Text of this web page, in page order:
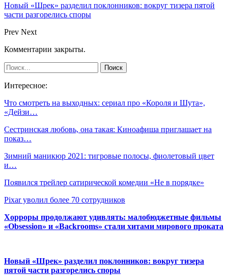
Новый «Шрек» разделил поклонников: вокруг тизера пятой
части разгорелись споры
Prev Next
Комментарии закрыты.
Интересное:
Что смотреть на выходных: сериал про «Короля и Шута»,
«Дейзи…
Сестринская любовь, она такая: Киноафиша приглашает на
показ…
Зимний маникюр 2021: тигровые полосы, фиолетовый цвет
и…
Появился трейлер сатирической комедии «Не в порядке»
Pixar уволил более 70 сотрудников
Хорроры продолжают удивлять: малобюджетные фильмы
«Obsession» и «Backrooms» стали хитами мирового проката
Новый «Шрек» разделил поклонников: вокруг тизера
пятой части разгорелись споры